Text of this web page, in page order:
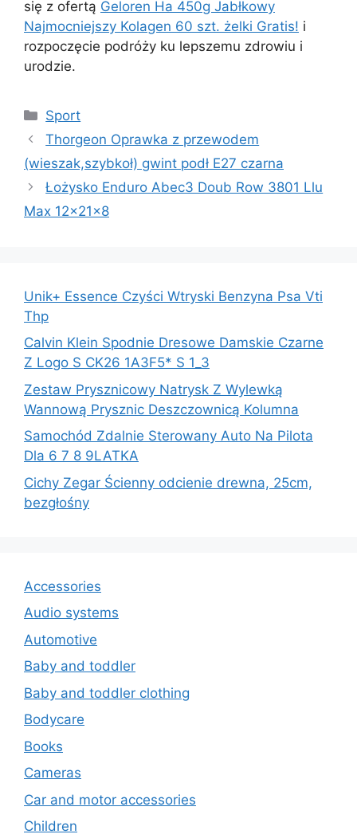
się z ofertą Geloren Ha 450g Jabłkowy
Najmocniejszy Kolagen 60 szt. żelki Gratis! i
rozpoczęcie podróży ku lepszemu zdrowiu i
urodzie.
Kategorie
Sport
Thorgeon Oprawka z przewodem
(wieszak,szybkoł) gwint podł E27 czarna
Łożysko Enduro Abec3 Doub Row 3801 Llu
Max 12x21x8
Unik+ Essence Czyści Wtryski Benzyna Psa Vti
Thp
Calvin Klein Spodnie Dresowe Damskie Czarne
Z Logo S CK26 1A3F5* S 1_3
Zestaw Prysznicowy Natrysk Z Wylewką
Wannową Prysznic Deszczownicą Kolumna
Samochód Zdalnie Sterowany Auto Na Pilota
Dla 6 7 8 9LATKA
Cichy Zegar Ścienny odcienie drewna, 25cm,
bezgłośny
Accessories
Audio systems
Automotive
Baby and toddler
Baby and toddler clothing
Bodycare
Books
Cameras
Car and motor accessories
Children